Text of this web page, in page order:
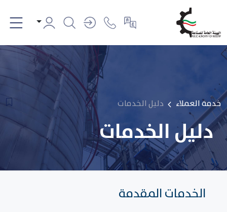
خدمة العملاء دليل الخدمات
دليل الخدمات
الخدمات المقدمة